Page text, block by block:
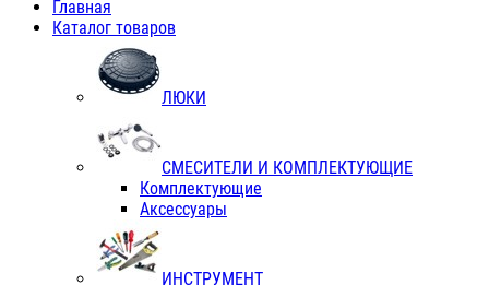
Главная
Каталог товаров
ЛЮКИ
СМЕСИТЕЛИ И КОМПЛЕКТУЮЩИЕ
Комплектующие
Аксессуары
ИНСТРУМЕНТ